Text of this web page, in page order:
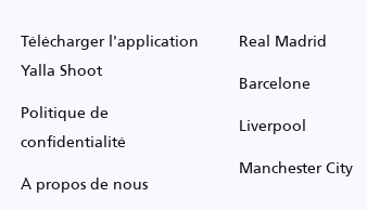
Télécharger l'application
Yalla Shoot
Politique de
confidentialité
À propos de nous
Real Madrid
Barcelone
Liverpool
Manchester City